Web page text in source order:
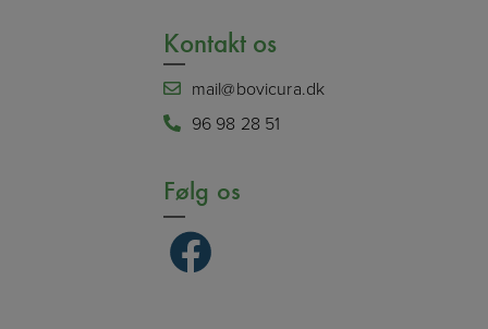
Kontakt os
mail@bovicura.dk
96 98 28 51
Følg os